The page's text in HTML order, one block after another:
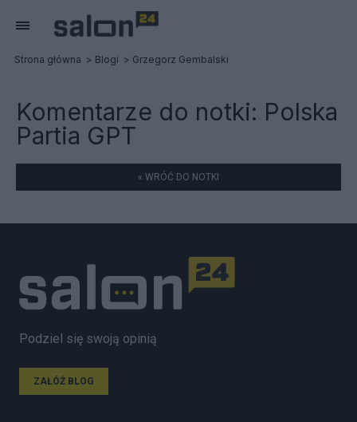
Strona główna Blogi Grzegorz Gembalski
Komentarze do notki: Polska
Partia GPT
« WRÓĆ DO NOTKI
Podziel się swoją opinią
ZAŁÓŻ BLOG